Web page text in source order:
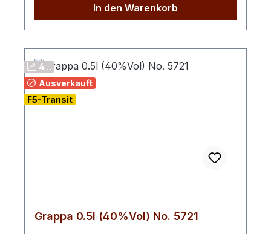
Blutorangen.Farbton: klar
In den Warenkorb
4 ..
Ausverkauft
F5-Transit
Grappa 0.5l (40%Vol) No. 5721